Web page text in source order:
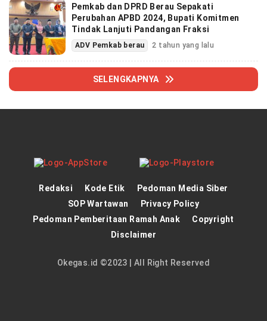
Pemkab dan DPRD Berau Sepakati
Perubahan APBD 2024, Bupati Komitmen
Tindak Lanjuti Pandangan Fraksi
ADV Pemkab berau 2 tahun yang lalu
SELENGKAPNYA
Redaksi Kode Etik
Pedoman Media Siber
SOP Wartawan
Privacy Policy
Pedoman Pemberitaan Ramah Anak
Copyright
Disclaimer
Okegas.id ©2023 | All Right Reserved